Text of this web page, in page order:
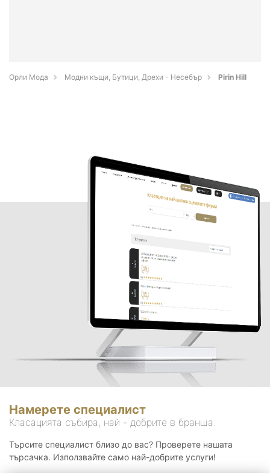
Орли Мода Модни къщи, Бутици, Дрехи - Несебър Pirin Hill
Намерете специалист
Класацията събира, най - добрите в бранша.
Търсите специалист близо до вас? Проверете нашата
търсачка. Използвайте само най-добрите услуги!